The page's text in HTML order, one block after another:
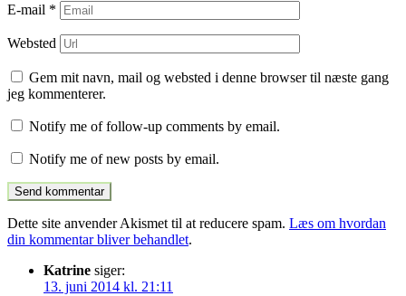
E-mail *
Websted
Gem mit navn, mail og websted i denne browser til næste gang
jeg kommenterer.
Notify me of follow-up comments by email.
Notify me of new posts by email.
Dette site anvender Akismet til at reducere spam. Læs om hvordan
din kommentar bliver behandlet.
Katrine siger:
13. juni 2014 kl. 21:11